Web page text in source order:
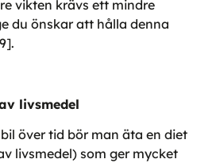
vikten krävs ett mindre
du önskar att hålla denna
livsmedel
över tid bör man äta en diet
livsmedel) som ger mycket